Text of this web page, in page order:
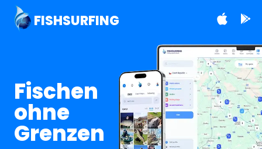
FISHSURFING
Fischen
ohne
Grenzen